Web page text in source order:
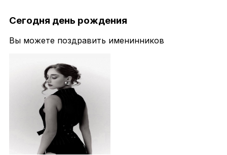
Сегодня день рождения
Вы можете поздравить именинников